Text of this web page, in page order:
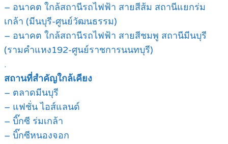
– อนาคต ใกล้สถานีรถไฟฟ้า สายสีส้ม สถานีแยกร่ม
เกล้า (มีนบุรี-ศูนย์วัฒนธรรม)
– อนาคต ใกล้สถานีรถไฟฟ้า สายสีชมพู สถานีมีนบุรี
(รามคำแหง192-ศูนย์ราชการนนทบุรี)
.
สถานที่สำคัญใกล้เคียง
– ตลาดมีนบุรี
– แฟชั่น ไอส์แลนด์
– บิ๊กซี ร่มเกล้า
– บิ๊กซีหนองจอก